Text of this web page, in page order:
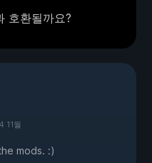
호환될까요?
11월
mods. :)